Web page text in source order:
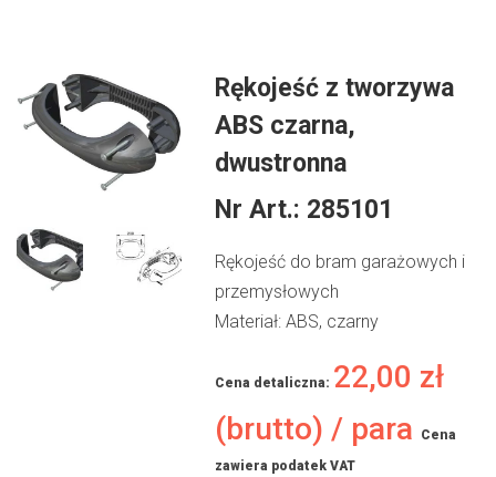
Rękojeść z tworzywa
ABS czarna,
dwustronna
Nr Art.: 285101
Rękojeść do bram garażowych i
przemysłowych
Materiał: ABS, czarny
Cena detaliczna: 22,00 zł
(brutto) / para
Cena
zawiera podatek VAT